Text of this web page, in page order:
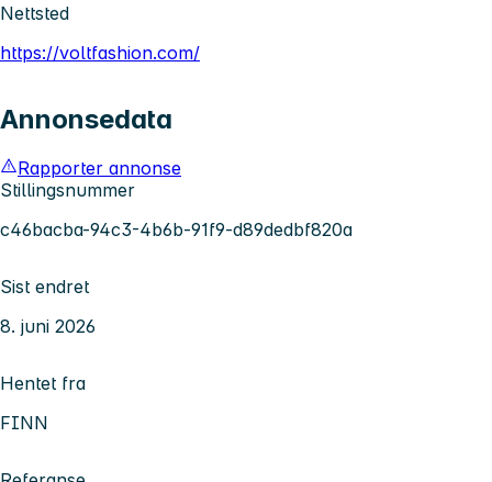
Nettsted
https://voltfashion.com/
Annonsedata
Rapporter annonse
Stillingsnummer
c46bacba-94c3-4b6b-91f9-d89dedbf820a
Sist endret
8. juni 2026
Hentet fra
FINN